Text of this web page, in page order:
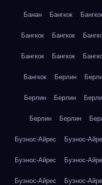
Банан Бангкок
Бангкок Бангкок
Бангкок Бангкок
Бангкок Берлин
Берлин Берлин
Берлин Берлин
Буэнос-Айрес Буэнос-
Буэнос-Айрес Буэнос-
Буэнос-Айрес Буэнос-